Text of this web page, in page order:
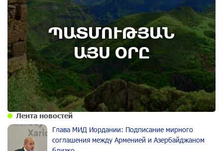
ՊԱՏՄՈՒԹՅԱՆ
ԱՅՍ ՕՐԸ
7th of August
Административный суд удовлетворил иск ААЦ
по делу монастыря Ованаванк
Лента новостей
Глава МИД Иордании: Подписание мирного
соглашения между Арменией и Азербайджаном